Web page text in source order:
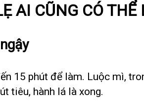
AI CŨNG CÓ THỂ
15 phút để làm. Luộc mì,
tiêu, hành lá là xong.